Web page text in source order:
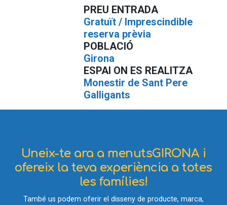
PREU ENTRADA
Gratuït / Imprescindible
reserva prèvia
POBLACIÓ
Girona
ESPAI ON ES REALITZA
Monestir de Sant Pere
Galligants
Uneix-te ara a menutsGIRONA i
ofereix la teva experiència a totes
les famílies!
També us podem oferir el disseny de producte, marca,